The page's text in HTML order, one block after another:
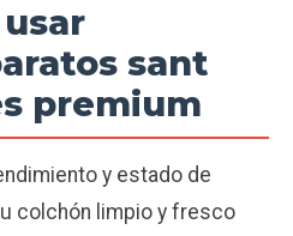
sant
premium
y estado de
colchón limpio y fresco